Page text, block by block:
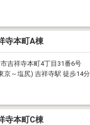
寺本町A棟
吉祥寺本町4丁目31番6号
京～塩尻) 吉祥寺駅 徒歩14分
寺本町C棟